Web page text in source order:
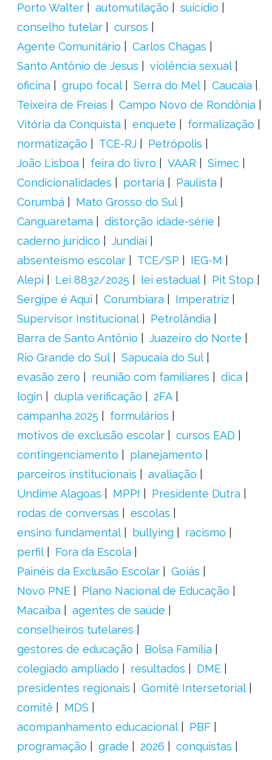
Porto Walter
automutilação
suicídio
conselho tutelar
cursos
Agente Comunitário
Carlos Chagas
Santo Antônio de Jesus
violência sexual
oficina
grupo focal Serra do Mel
Caucaia
Teixeira de Freias
Campo Novo de Rondônia
Vitória da Conquista
enquete
formalização
normatização
TCE-RJ
Petrópolis
João Lisboa
feira do livro VAAR
Simec
Condicionalidades
portaria
Paulista
Corumbá
Mato Grosso do Sul
Canguaretama
distorção idade-série
caderno jurídico
Jundiaí
absenteísmo escolar
TCE/SP
IEG-M
Alepi
Lei 8832/2025 lei estadual
Pit Stop
Sergipe é Aqui
Corumbiara
Imperatriz
Supervisor Institucional
Petrolândia
Barra de Santo Antônio
Juazeiro do Norte
Rio Grande do Sul
Sapucaia do Sul
evasão zero
reunião com familiares
dica
login
dupla verificação
2FA
campanha 2025
formulários
motivos de exclusão escolar
cursos EAD
contingenciamento
planejamento
parceiros institucionais
avaliação
Undime Alagoas
MPPI
Presidente Dutra
rodas de conversas
escolas
ensino fundamental
bullying
racismo
perfil
Fora da Escola
Painéis da Exclusão Escolar
Goiás
Novo PNE
Plano Nacional de Educação
Macaíba
agentes de saúde
conselheiros tutelares
gestores de educação
Bolsa Família
colegiado ampliado
resultados
DME
presidentes regionais
Gomitê Intersetorial
comitê
MDS
acompanhamento educacional
PBF
programação
grade 2026
conquistas